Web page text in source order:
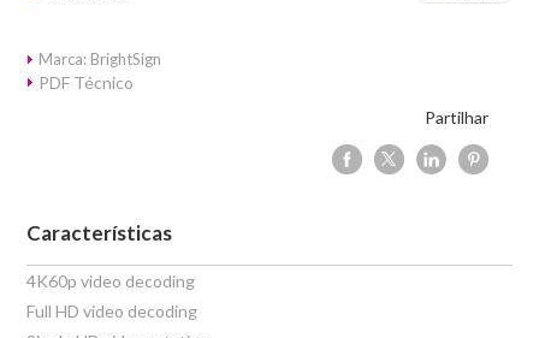
Marca: BrightSign
PDF Técnico
Partilhar
Características
4K60p video decoding
Full HD video decoding